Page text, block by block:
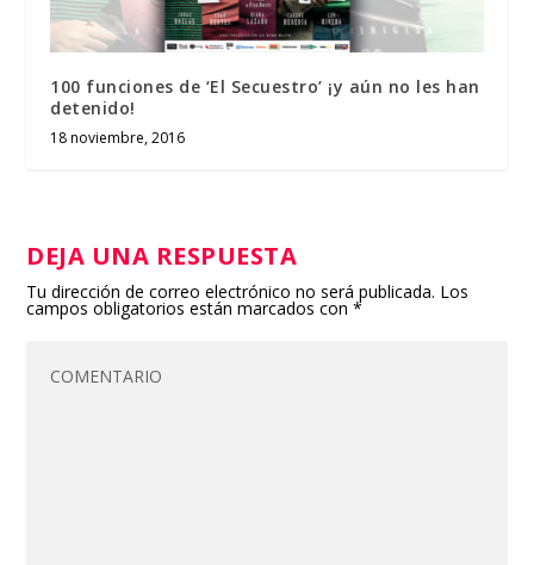
100 funciones de ‘El Secuestro’ ¡y aún no les han
detenido!
18 noviembre, 2016
DEJA UNA RESPUESTA
Tu dirección de correo electrónico no será publicada. Los
campos obligatorios están marcados con*